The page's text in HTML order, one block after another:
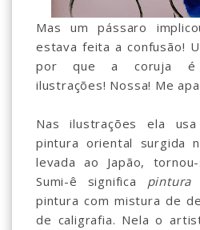
Mas um pássaro
estava feita a confusão!
por que a coruja é
ilustrações! Nossa! Me
Nas ilustrações ela
pintura oriental surgida
levada ao Japão,
Sumi-ê significa
pintura com mistura de
de caligrafia. Nela o